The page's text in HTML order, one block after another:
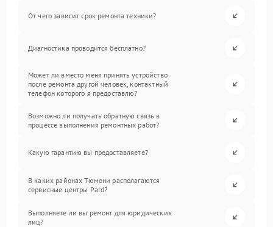
От чего зависит срок ремонта техники?
Диагностика проводится бесплатно?
Может ли вместо меня принять устройство
после ремонта другой человек, контактный
телефон которого я предоставлю?
Возможно ли получать обратную связь в
процессе выполнения ремонтных работ?
Какую гарантию вы предоставляете?
В каких районах Тюмени располагаются
сервисные центры Pard?
Выполняете ли вы ремонт для юридических
лиц?